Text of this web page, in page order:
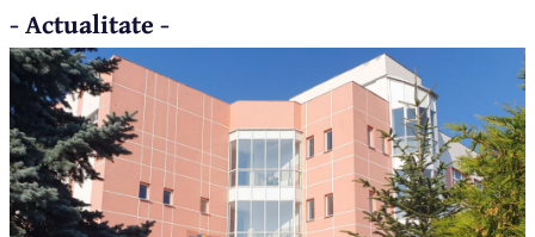
- Actualitate -